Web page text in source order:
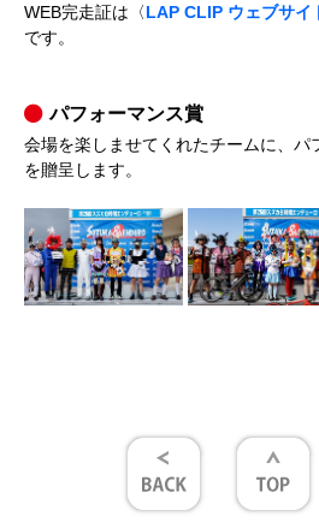
WEB完走証は〈LAP CLIP ウェブサイ
です。
パフォーマンス賞
会場を楽しませてくれたチームに、パ
を贈呈します。